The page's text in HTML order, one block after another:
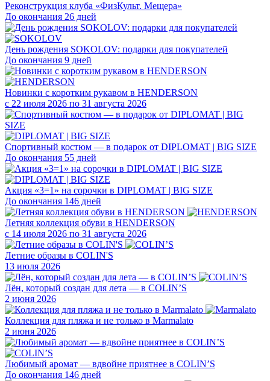
Реконструкция клуба «ФизКульт. Мещера»
До окончания 26 дней
День рождения SOKOLOV: подарки для покупателей
До окончания 9 дней
Новинки с коротким рукавом в HENDERSON
с 22 июля 2026 по 31 августа 2026
Спортивный костюм — в подарок от DIPLOMAT | BIG SIZE
До окончания 55 дней
Акция «3=1» на сорочки в DIPLOMAT | BIG SIZE
До окончания 146 дней
Летняя коллекция обуви в HENDERSON
с 14 июля 2026 по 31 августа 2026
Летние образы в COLIN'S
13 июля 2026
Лён, который создан для лета — в COLIN’S
2 июня 2026
Коллекция для пляжа и не только в Marmalato
2 июня 2026
Любимый аромат — вдвойне приятнее в COLIN’S
До окончания 146 дней